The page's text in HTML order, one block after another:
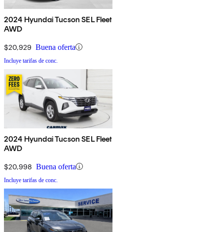
2024 Hyundai Tucson SEL Fleet
AWD
$20,929 Buena oferta
Incluye tarifas de conc.
2024 Hyundai Tucson SEL Fleet
AWD
$20,998 Buena oferta
Incluye tarifas de conc.